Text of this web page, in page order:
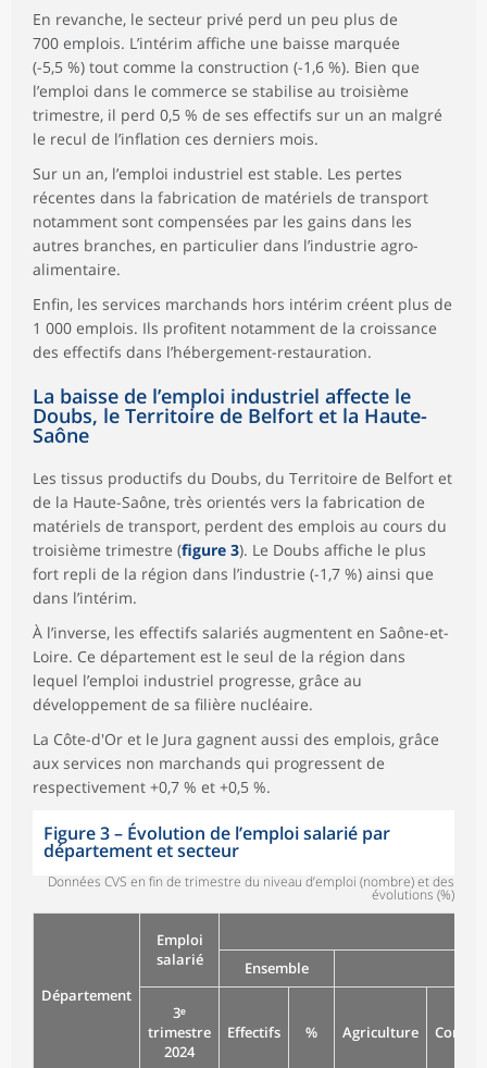
En revanche, le secteur privé perd un peu plus de
700 emplois. L’intérim affiche une baisse marquée
(-5,5 %) tout comme la construction (-1,6 %). Bien que
l’emploi dans le commerce se stabilise au troisième
trimestre, il perd 0,5 % de ses effectifs sur un an malgré
le recul de l’inflation ces derniers mois.
Sur un an, l’emploi industriel est stable. Les pertes
récentes dans la fabrication de matériels de transport
notamment sont compensées par les gains dans les
autres branches, en particulier dans l’industrie agro-
alimentaire.
Enfin, les services marchands hors intérim créent plus de
1 000 emplois. Ils profitent notamment de la croissance
des effectifs dans l’hébergement-restauration.
La baisse de l’emploi industriel affecte le
Doubs, le Territoire de Belfort et la Haute-
Saône
Les tissus productifs du Doubs, du Territoire de Belfort et
de la Haute-Saône, très orientés vers la fabrication de
matériels de transport, perdent des emplois au cours du
troisième trimestre (figure 3). Le Doubs affiche le plus
fort repli de la région dans l’industrie (-1,7 %) ainsi que
dans l’intérim.
À l’inverse, les effectifs salariés augmentent en Saône-et-
Loire. Ce département est le seul de la région dans
lequel l’emploi industriel progresse, grâce au
développement de sa filière nucléaire.
La Côte-d'Or et le Jura gagnent aussi des emplois, grâce
aux services non marchands qui progressent de
respectivement +0,7 % et +0,5 %.
Figure 3– Évolution de l’emploi salarié par
département et secteur
Données CVS en fin de trimestre du niveau d’emploi (nombre) et des
évolutions (%)
Département
Emploi
salarié
Ensemble
3ᵉ
trimestre
2024
Effectifs % Agriculture